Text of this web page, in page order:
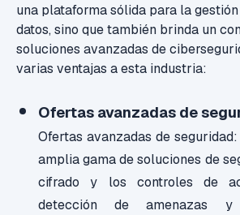
una plataforma sólida para la
datos, sino que también brinda un
soluciones avanzadas de
varias ventajas a esta industria:
Ofertas avanzadas de
Ofertas avanzadas de
amplia gama de soluciones de
cifrado y los controles de
detección de amenazas